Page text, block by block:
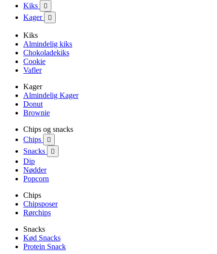
Kiks

Kager 
Kiks
Almindelig kiks
Chokoladekiks
Cookie
Vafler
Kager
Almindelig Kager
Donut
Brownie
Chips og snacks
Chips

Snacks 
Dip
Nødder
Popcorn
Chips
Chipsposer
Rørchips
Snacks
Kød Snacks
Protein Snack